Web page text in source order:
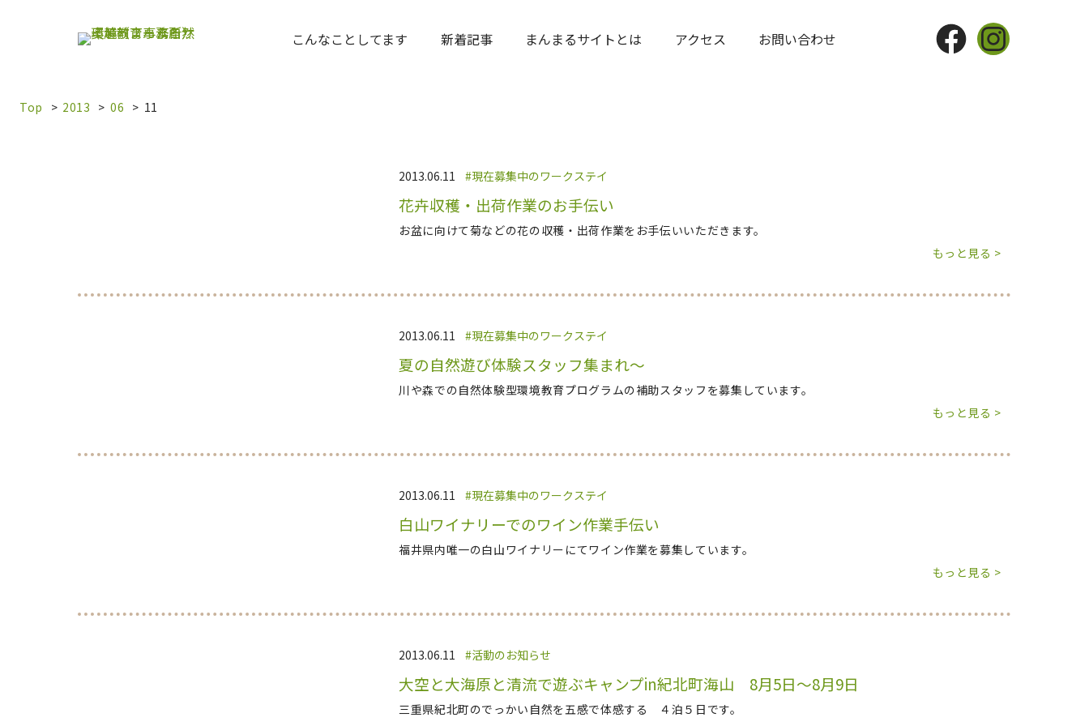
こんなことしてます 新着記事 まんまるサイトとは アクセス お問い合わせ FacebookInstagram
Top 2013 06 11
2013.06.11 現在募集中のワークステイ
花卉収穫・出荷作業のお手伝い
お盆に向けて菊などの花の収穫・出荷作業をお手伝いいただきます。
もっと見る >
2013.06.11 現在募集中のワークステイ
夏の自然遊び体験スタッフ集まれ～
川や森での自然体験型環境教育プログラムの補助スタッフを募集しています。
もっと見る >
2013.06.11 現在募集中のワークステイ
白山ワイナリーでのワイン作業手伝い
福井県内唯一の白山ワイナリーにてワイン作業を募集しています。
もっと見る >
2013.06.11 活動のお知らせ
大空と大海原と清流で遊ぶキャンプin紀北町海山 8月5日～8月9日
三重県紀北町のでっかい自然を五感で体感する ４泊５日です。